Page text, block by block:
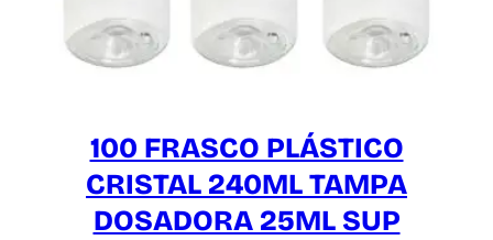
100 FRASCO PLÁSTICO
CRISTAL 240ML TAMPA
DOSADORA 25ML SUP